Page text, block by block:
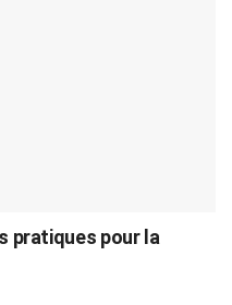
pratiques pour la